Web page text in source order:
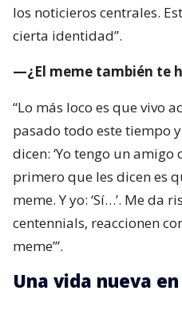
los noticieros centrales.
cierta identidad”.
—¿El meme también te
“Lo más loco es que vivo
pasado todo este tiempo
dicen: ‘Yo tengo un amigo
primero que les dicen es
meme. Y yo: ‘Sí…’. Me da
centennials, reaccionen
meme’”.
Una vida nueva